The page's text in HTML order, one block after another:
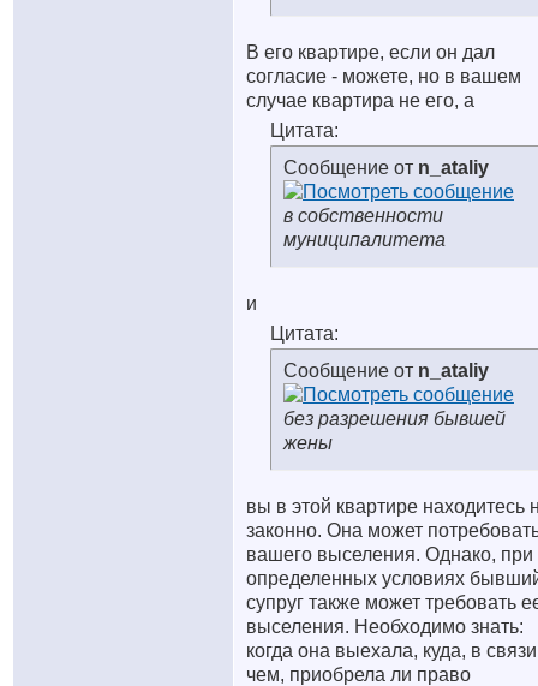
В его квартире, если он дал
согласие - можете, но в вашем
случае квартира не его, а
Цитата:
Сообщение от n_ataliy
в собственности
муниципалитета
и
Цитата:
Сообщение от n_ataliy
без разрешения бывшей
жены
вы в этой квартире находитесь
законно. Она может
вашего выселения. Однако, при
определенных условиях
супруг также может требовать
выселения. Необходимо знать:
когда она выехала, куда, в
чем, приобрела ли право